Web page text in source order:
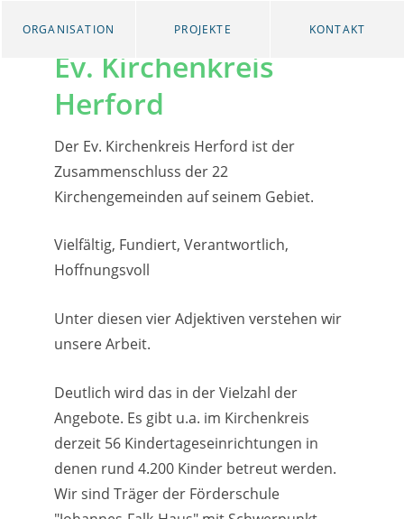
ORGANISATION PROJEKTE KONTAKT
Ev. Kirchenkreis
Herford
Der Ev. Kirchenkreis Herford ist der
Zusammenschluss der 22
Kirchengemeinden auf seinem Gebiet.
Vielfältig, Fundiert, Verantwortlich,
Hoffnungsvoll
Unter diesen vier Adjektiven verstehen wir
unsere Arbeit.
Deutlich wird das in der Vielzahl der
Angebote. Es gibt u.a. im Kirchenkreis
derzeit 56 Kindertageseinrichtungen in
denen rund 4.200 Kinder betreut werden.
Wir sind Träger der Förderschule